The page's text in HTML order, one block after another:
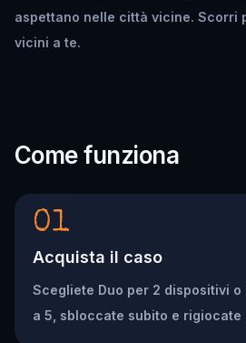
aspettano nelle città vicine. Scorri
vicini a te.
Come funziona
01
Acquista il caso
Scegliete Duo per 2 dispositivi
a 5, sbloccate subito e rigiocate